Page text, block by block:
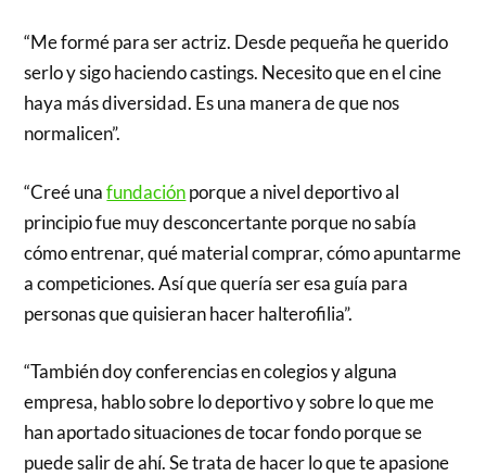
“Me formé para ser actriz. Desde pequeña he querido
serlo y sigo haciendo castings. Necesito que en el cine
haya más diversidad. Es una manera de que nos
normalicen”.
“Creé unafundaciónporque a nivel deportivo al
principio fue muy desconcertante porque no sabía
cómo entrenar, qué material comprar, cómo apuntarme
a competiciones. Así que quería ser esa guía para
personas que quisieran hacer halterofilia”.
“También doy conferencias en colegios y alguna
empresa, hablo sobre lo deportivo y sobre lo que me
han aportado situaciones de tocar fondo porque se
puede salir de ahí. Se trata de hacer lo que te apasione